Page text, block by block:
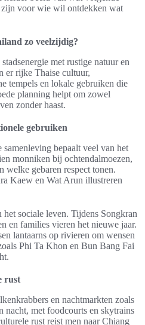
voor wie wil ontdekken wat
zo veelzijdig?
met rustige natuur en
er rijke Thaise cultuur,
tempels en lokale gebruiken die
planning helpt om zowel
zonder haast.
gebruiken
bepaalt veel van het
monniken bij ochtendalmoezen,
welke gebaren respect tonen.
Kaew en Wat Arun illustreren
sociale leven. Tijdens Songkran
en families vieren het nieuwe jaar.
lantaarns op rivieren om wensen
Phi Ta Khon en Bun Bang Fai
rust
en nachtmarkten zoals
nacht, met foodcourts en skytrains
rust reist men naar Chiang